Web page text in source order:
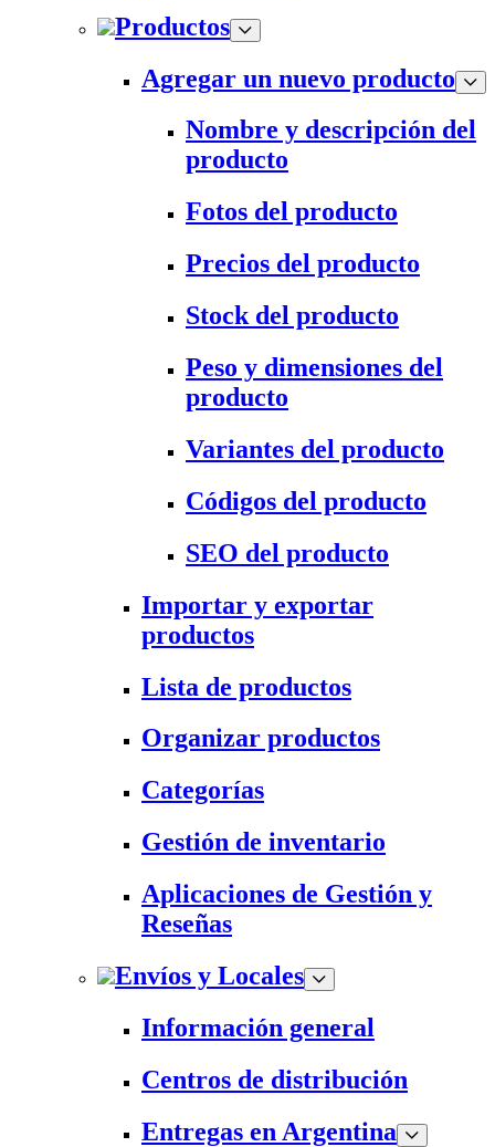
Productos
Agregar un nuevo producto
Nombre y descripción del
producto
Fotos del producto
Precios del producto
Stock del producto
Peso y dimensiones del
producto
Variantes del producto
Códigos del producto
SEO del producto
Importar y exportar
productos
Lista de productos
Organizar productos
Categorías
Gestión de inventario
Aplicaciones de Gestión y
Reseñas
Envíos y Locales
Información general
Centros de distribución
Entregas en Argentina